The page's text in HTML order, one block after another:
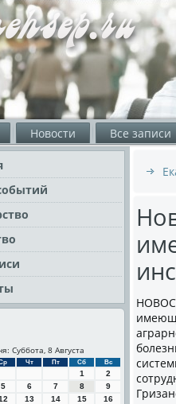
Новости Все записи
Суббота, 8 Августа
Чт Пт Сб Вс
1
2
5 6 7 8
9
13 14 15
16